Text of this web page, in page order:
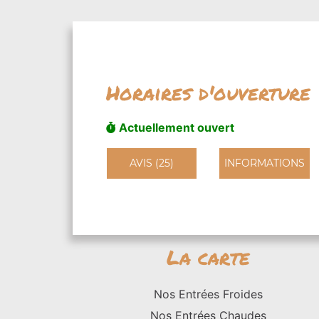
Horaires d'ouverture
Actuellement ouvert
AVIS (25) INFORMATIONS
La carte
Nos Entrées Froides
Nos Entrées Chaudes